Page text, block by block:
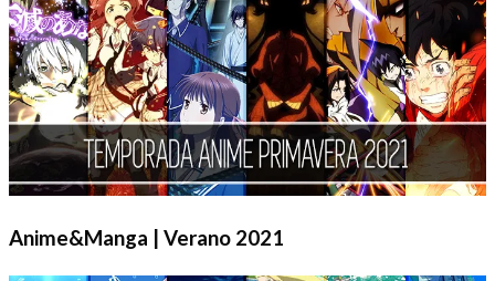
Anime&Manga | Verano 2021